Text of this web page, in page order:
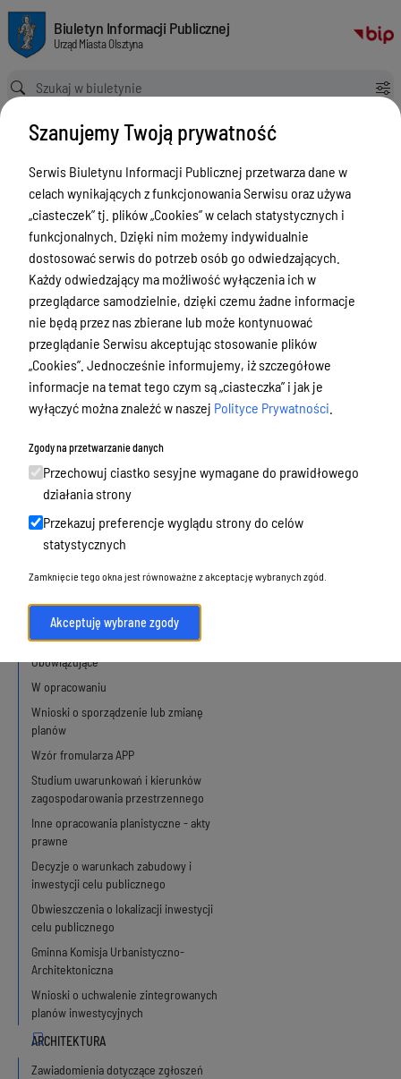
Miejski Konserwator Zabytków (MKZ) - Gminna Ewidencja Zabytków
Biuletyn Informacji Publicznej Urząd Miasta Olsztyna
Biuletyn Informacji Publicznej
Urząd Miasta Olsztyna
Ścieżka powrotu
Strona główna Archiwa, ewidencje i rejestry
Miejski Konserwator Zabytków (MKZ) - Gminna Ewidencja Zabytków Miasta Olsztyna
Ewidencje i wykazy
Menu Przedmiotowe
ZAŁATWIANIE SPRAW
Ogłoszenia
Bezpieczeństwo
Urodzenia, małżeństwa, zgony,
meldunek, dowód, komunikacja,
działalność, alkohol
Budżet, finanse i majątek
Podatki i opłaty, umorzenia, ulgi i
dotacje
Urbanistyka, architektura i zabytki
Mapa usług z obszaru urbanistyki i
architektury
Plan ogólny Olsztyna
Obowiązujące
W opracowaniu
Wnioski o sporządzenie lub zmianę
planów
Wzór fromularza APP
Studium uwarunkowań i kierunków
zagospodarowania przestrzennego
Inne opracowania planistyczne - akty
prawne
Decyzje o warunkach zabudowy i
inwestycji celu publicznego
Obwieszczenia o lokalizacji inwestycji
celu publicznego
Gminna Komisja Urbanistyczno-
Architektoniczna
Wnioski o uchwalenie zintegrowanych
planów inwestycyjnych
Zawiadomienia dotyczące zgłoszeń
Szanujemy Twoją prywatność
Serwis Biuletynu Informacji Publicznej przetwarza dane w
celach wynikających z funkcjonowania Serwisu oraz używa
„ciasteczek” tj. plików „Cookies” w celach statystycznych i
funkcjonalnych. Dzięki nim możemy indywidualnie
dostosować serwis do potrzeb osób go odwiedzających.
Każdy odwiedzający ma możliwość wyłączenia ich w
przeglądarce samodzielnie, dzięki czemu żadne informacje
nie będą przez nas zbierane lub może kontynuować
przeglądanie Serwisu akceptując stosowanie plików
„Cookies”. Jednocześnie informujemy, iż szczegółowe
informacje na temat tego czym są „ciasteczka” i jak je
wyłączyć można znaleźć w naszej Polityce Prywatności
Zgody na przetwarzanie danych
Przechowuj ciastko sesyjne wymagane do prawidłowego
działania strony
Przekazuj preferencje wyglądu strony do celów
statystycznych
Zamknięcie tego okna jest równoważne z akceptację wybranych zgód.
Akceptuję wybrane zgody